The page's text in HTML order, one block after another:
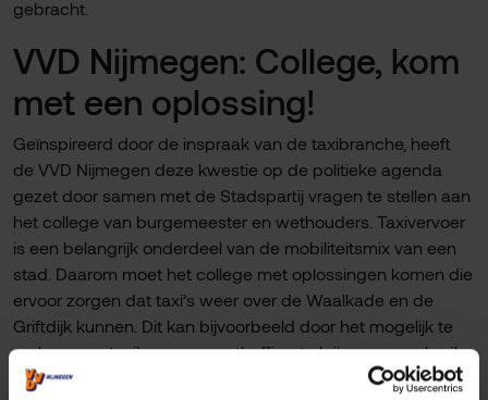
gebracht.
VVD Nijmegen: College, kom
met een oplossing!
Geïnspireerd door de inspraak van de taxibranche, heeft
de VVD Nijmegen deze kwestie op de politieke agenda
gezet door samen met de Stadspartij vragen te stellen aan
het college van burgemeester en wethouders. Taxivervoer
is een belangrijk onderdeel van de mobiliteitsmix van een
stad. Daarom moet het college met oplossingen komen die
ervoor zorgen dat taxi’s weer over de Waalkade en de
Griftdijk kunnen. Dit kan bijvoorbeeld door het mogelijk te
maken voor taxi’s om een ontheffing te krijgen om gebruik
te maken van de Waalkade en de Griftdijk, zoals ze dat nu